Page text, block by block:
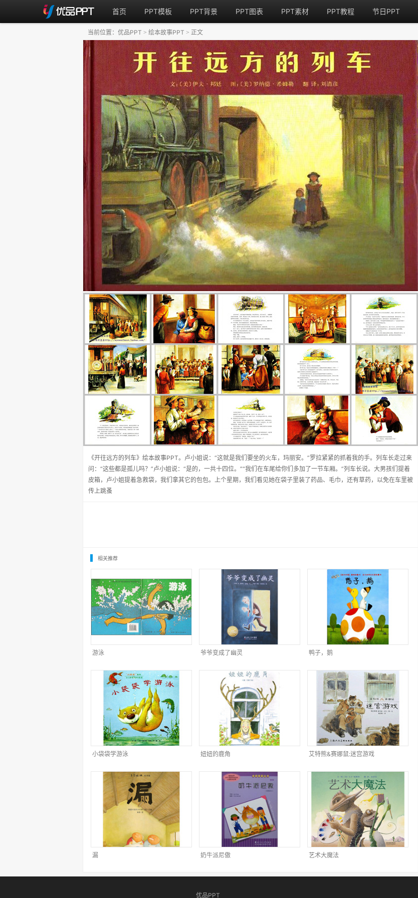
首页 PPT模板 PPT背景 PPT图表 PPT素材 PPT教程 节日PPT
《开往远方的列车》绘本故事PPT。卢小姐说：“这就是我们要坐的火车，玛丽安。”罗拉紧紧的抓着我的手。列车长走过来
问：“这些都是孤儿吗？”卢小姐说：“是的，一共十四位。”“我们在车尾给你们多加了一节车厢。”列车长说。大男孩们提着
皮箱，卢小姐提着急救袋，我们拿其它的包包。上个星期，我们看见她在袋子里装了药品、毛巾，还有草药，以免在车里被
传上跳蚤
当前位置： 优品PPT > 绘本故事PPT > 正文
相关推荐
游泳 爷爷变成了幽灵 鸭子，鹅
小袋袋学游泳 妞妞的鹿角 艾特熊&赛娜鼠:迷宫游戏
漏 奶牛派尼傲 艺术大魔法
优品PPT